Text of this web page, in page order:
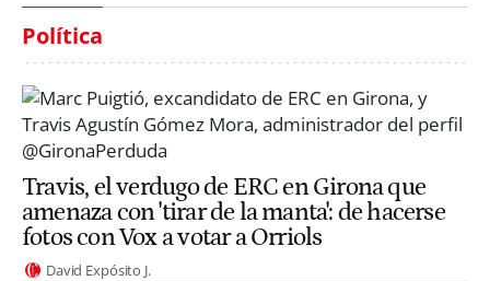
Política
Travis, el verdugo de ERC en Girona que
amenaza con 'tirar de la manta': de hacerse
fotos con Vox a votar a Orriols
David Expósito J.